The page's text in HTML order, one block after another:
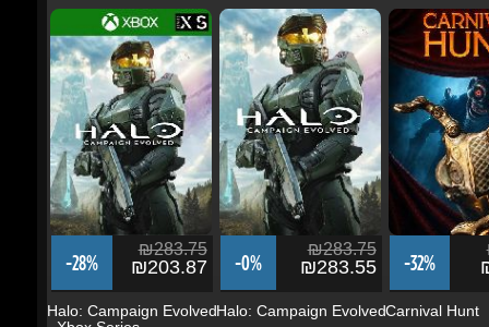
-28%
₪283.75
₪203.87
Halo: Campaign Evolved
- Xbox Series...
הוסף לסל
-0%
₪283.75
₪283.55
Halo: Campaign Evolved
הוסף לסל
-32%
Carnival Hunt
הוסף לסל